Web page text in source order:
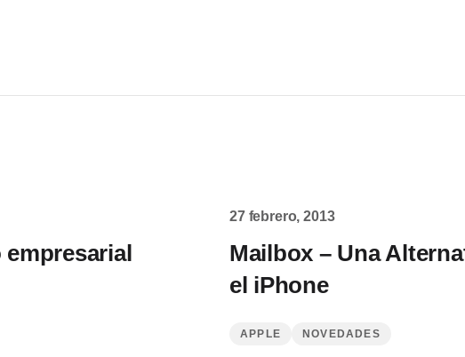
27 febrero, 2013
Mailbox – Una
el iPhone
APPLE NOVEDADES